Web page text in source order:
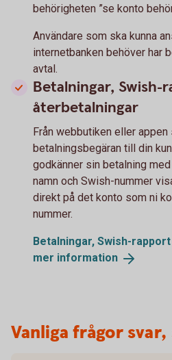
behörigheten ”se konto
Användare som ska kunna
internetbanken behöver har
avtal.
Betalningar, Swish-
återbetalningar
Från webbutiken eller appen
betalningsbegäran till din
godkänner sin betalning
namn och Swish-nummer
direkt på det konto som ni
nummer.
Betalningar, Swish-
mer information
Vanliga frågor